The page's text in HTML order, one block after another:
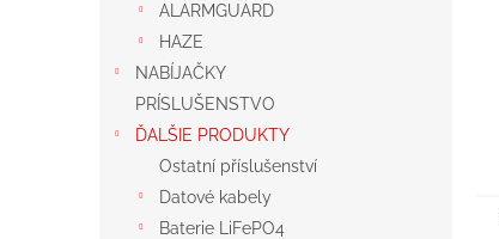
ALARMGUARD
HAZE
NABÍJAČKY
PRÍSLUŠENSTVO
ĎALŠIE PRODUKTY
Ostatní příslušenství
Datové kabely
Baterie LiFePO4